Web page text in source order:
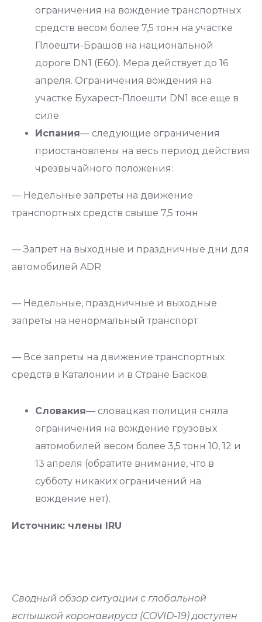
ограничения на вождение транспортных
средств весом более 7,5 тонн на участке
Плоешти-Брашов на национальной
дороге DN1 (E60). Мера действует до 16
апреля. Ограничения вождения на
участке Бухарест-Плоешти DN1 все еще в
силе.
Испания— следующие ограничения
приостановлены на весь период действия
чрезвычайного положения:
— Недельные запреты на движение
транспортных средств свыше 7,5 тонн
— Запрет на выходные и праздничные дни для
автомобилей ADR
— Недельные, праздничные и выходные
запреты на ненормальный транспорт
— Все запреты на движение транспортных
средств в Каталонии и в Стране Басков.
Словакия— словацкая полиция сняла
ограничения на вождение грузовых
автомобилей весом более 3,5 тонн 10, 12 и
13 апреля (обратите внимание, что в
субботу никаких ограничений на
вождение нет).
Источник: члены IRU
Сводный обзор ситуации с глобальной
вспышкой коронавируса (COVID-19) доступен